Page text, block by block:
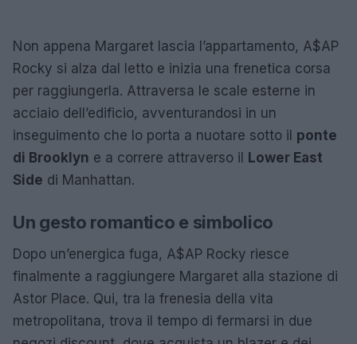
Non appena Margaret lascia l’appartamento, A$AP
Rocky si alza dal letto e inizia una frenetica corsa
per raggiungerla. Attraversa le scale esterne in
acciaio dell’edificio, avventurandosi in un
inseguimento che lo porta a nuotare sotto il ponte
di Brooklyn e a correre attraverso il Lower East
Side di Manhattan.
Un gesto romantico e simbolico
Dopo un’energica fuga, A$AP Rocky riesce
finalmente a raggiungere Margaret alla stazione di
Astor Place. Qui, tra la frenesia della vita
metropolitana, trova il tempo di fermarsi in due